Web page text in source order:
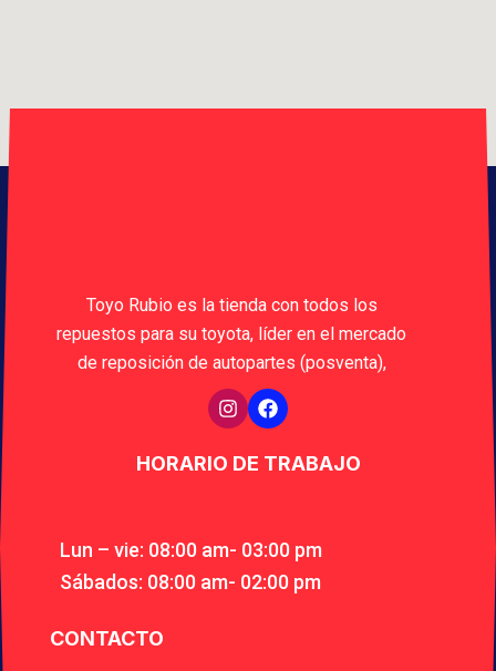
Toyo Rubio es la tienda con todos los
repuestos para su toyota, líder en el mercado
de reposición de autopartes (posventa),
HORARIO DE TRABAJO
Lun – vie: 08:00 am- 03:00 pm
Sábados: 08:00 am- 02:00 pm
CONTACTO